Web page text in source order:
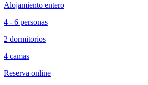
Alojamiento entero
4 - 6 personas
2 dormitorios
4 camas
Reserva online